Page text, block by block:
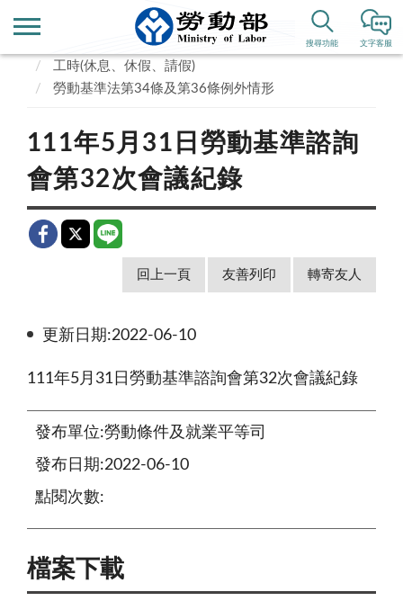
文字客服
搜尋功能
業務專區
勞動條件、就業平等
工時(休息、休假、請假)
勞動基準法第34條及第36條例外情形
111年5月31日勞動基準諮詢
會第32次會議紀錄
回上一頁 友善列印 轉寄友人
更新日期:2022-06-10
111年5月31日勞動基準諮詢會第32次會議紀錄
發布單位:勞動條件及就業平等司
發布日期:2022-06-10
點閱次數:
檔案下載